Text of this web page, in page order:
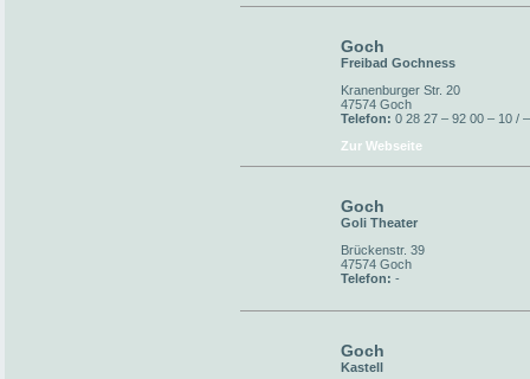
Goch
Freibad Gochness
Kranenburger Str. 20
47574 Goch
Telefon: 0 28 27 – 92 00 – 10 /
Zur Webseite
Goch
Goli Theater
Brückenstr. 39
47574 Goch
Telefon: -
Goch
Kastell